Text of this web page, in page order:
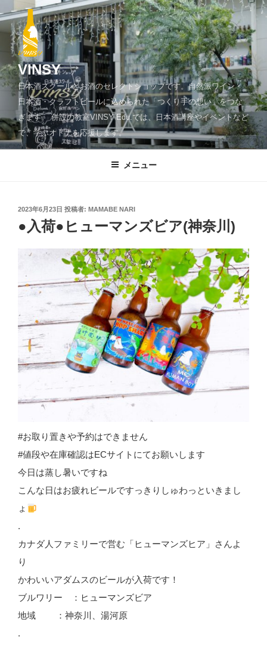
ン
ツ
へ
ッ
プ
VINSY
日本酒スクールとお酒のセレクトショップです。自然派ワイン・
日本酒・クラフトビールに込められた「つくり手の想い」をつな
ぎます。 併設の教室VINSY Edu.では、日本酒講座やイベントなど
で、学ぶオトナを応援します。
メニュー
投
日:
2023年6月23日 投稿者: MAMABE NARI
●入荷●ヒューマンズビア(神奈川)
#お取り置きや予約はできません
#値段や在庫確認はECサイトにてお願いします
今日は蒸し暑いですね
こんな日はお疲れビールですっきりしゅわっといきまし
ょ
.
カナダ人ファミリーで営む「ヒューマンズヒア」さんよ
り
かわいいアダムスのビールが入荷です！
ブルワリー ：ヒューマンズビア
地域 ：神奈川、湯河原
.